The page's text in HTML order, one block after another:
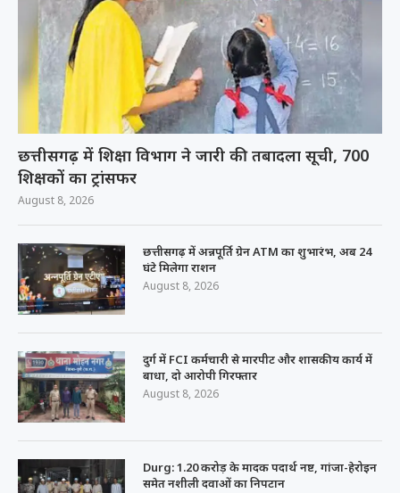
छत्तीसगढ़ में शिक्षा विभाग ने जारी की तबादला सूची, 700
शिक्षकों का ट्रांसफर
August 8, 2026
छत्तीसगढ़ में अन्नपूर्ति ग्रेन ATM का शुभारंभ, अब 24
घंटे मिलेगा राशन
August 8, 2026
दुर्ग में FCI कर्मचारी से मारपीट और शासकीय कार्य में
बाधा, दो आरोपी गिरफ्तार
August 8, 2026
Durg: 1.20 करोड़ के मादक पदार्थ नष्ट, गांजा-हेरोइन
समेत नशीली दवाओं का निपटान